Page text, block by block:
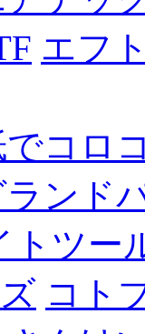
エフ
でコロ
ンド
トツー
コト